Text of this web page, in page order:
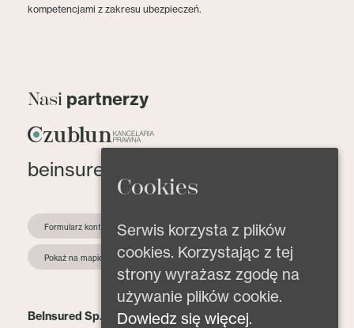
kompetencjami z zakresu ubezpieczeń.
Nasi partnerzy
beinsured@beinsured.pl
Formularz kontaktowy
Pokaż na mapie
BeInsured Sp. z o.o.
Cookies
Serwis korzysta z plików
cookies. Korzystając z tej
strony wyrażasz zgodę na
używanie plików cookie.
Dowiedz się więcej.